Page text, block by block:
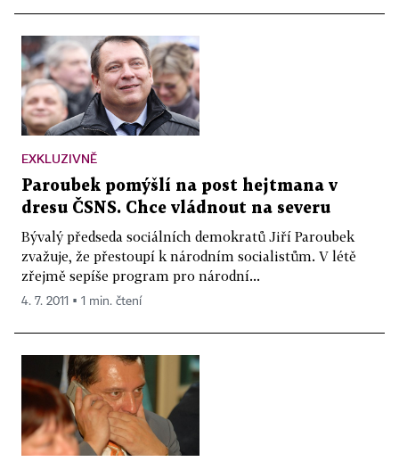
EXKLUZIVNĚ
Paroubek pomýšlí na post hejtmana v
dresu ČSNS. Chce vládnout na severu
Bývalý předseda sociálních demokratů Jiří Paroubek
zvažuje, že přestoupí k národním socialistům. V létě
zřejmě sepíše program pro národní...
4. 7. 2011 ▪ 1 min. čtení